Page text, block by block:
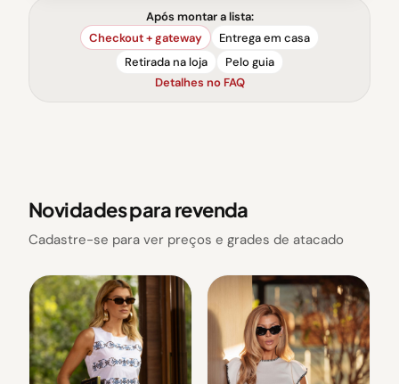
Após montar a lista:
Checkout + gateway
Entrega em casa
Retirada na loja
Pelo guia
Detalhes no FAQ
Novidades para revenda
Cadastre-se para ver preços e grades de atacado